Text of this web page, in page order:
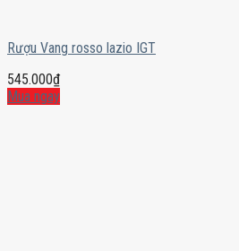
Rượu Vang rosso lazio IGT
545.000₫
Mua ngay